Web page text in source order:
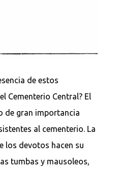
de estos
Cementerio Central? El
de gran importancia
al cementerio. La
los devotos hacen su
tumbas y mausoleos,